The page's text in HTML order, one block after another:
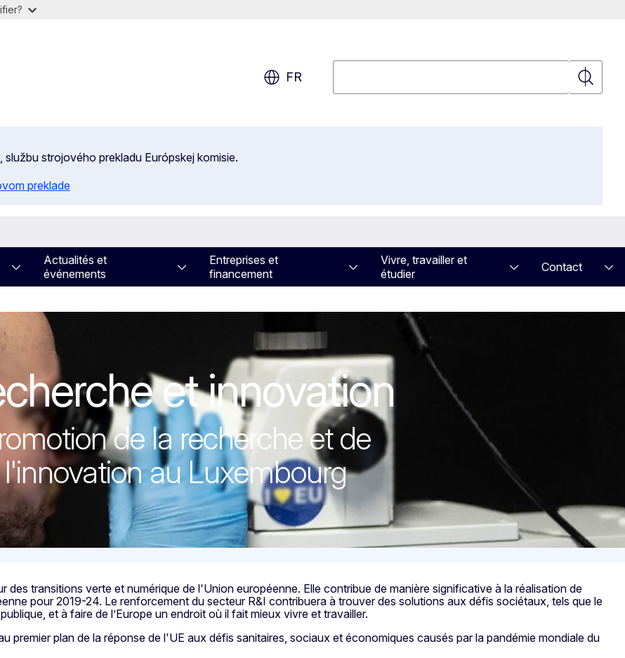
FR
strojového prekladu Európskej komisie.
preklade
Actualités et
événements
Entreprises et
financement
Vivre, travailler et
étudier
Contact
et innovation
de la recherche et de
l'innovation au Luxembourg
transitions verte et numérique de l'Union européenne. Elle contribue de manière significative à la réalisation de
pour 2019-24. Le renforcement du secteur R&I contribuera à trouver des solutions aux défis sociétaux, tels que le
et à faire de l’Europe un endroit où il fait mieux vivre et travailler.
premier plan de la réponse de l'UE aux défis sanitaires, sociaux et économiques causés par la pandémie mondiale du